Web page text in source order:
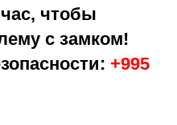
чтобы
с замком!
+995